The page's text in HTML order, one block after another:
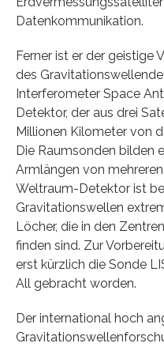
Datenkommunikation.
Ferner ist er der geistige
des
Interferometer Space
Detektor, der aus drei
Millionen Kilometer von
Die Raumsonden bilden
Armlängen von
Weltraum-Detektor ist
Gravitationswellen
Löcher, die in den
finden sind. Zur
erst kürzlich die Sonde
All gebracht worden.
Der international hoch